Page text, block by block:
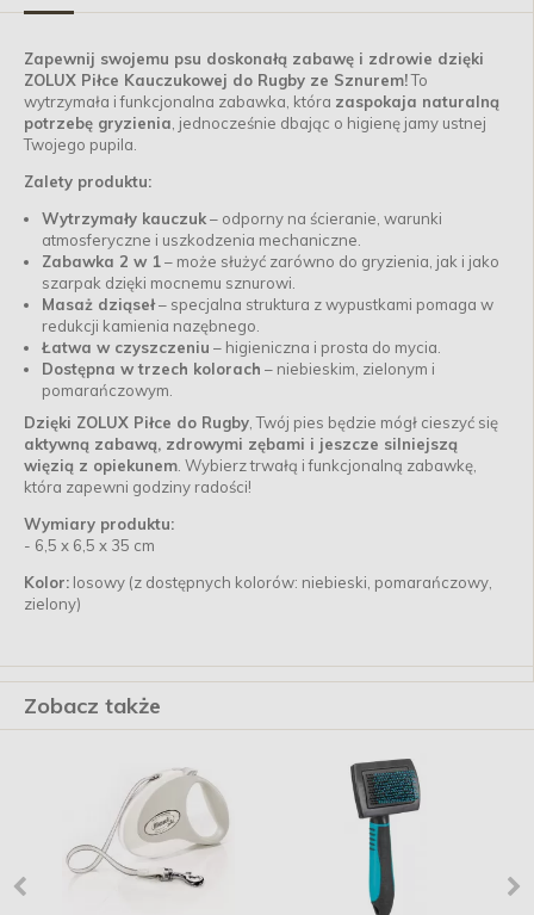
Zapewnij swojemu psu doskonałą zabawę i zdrowie dzięki
ZOLUX Piłce Kauczukowej do Rugby ze Sznurem!To
wytrzymała i funkcjonalna zabawka, która zaspokaja naturalną
potrzebę gryzienia , jednocześnie dbając o higienę jamy ustnej
Twojego pupila.
Zalety produktu:
Wytrzymały kauczuk– odporny na ścieranie, warunki
atmosferyczne i uszkodzenia mechaniczne.
Zabawka 2 w 1– może służyć zarówno do gryzienia, jak i jako
szarpak dzięki mocnemu sznurowi.
Masaż dziąseł– specjalna struktura z wypustkami pomaga w
redukcji kamienia nazębnego.
Łatwa w czyszczeniu – higieniczna i prosta do mycia.
Dostępna w trzech kolorach – niebieskim, zielonym i
pomarańczowym.
Dzięki ZOLUX Piłce do Rugby , Twój pies będzie mógł cieszyć się
aktywną zabawą, zdrowymi zębami i jeszcze silniejszą
więzią z opiekunem . Wybierz trwałą i funkcjonalną zabawkę,
która zapewni godziny radości!
Wymiary produktu:
- 6,5 x 6,5 x 35 cm
Kolor: losowy (z dostępnych kolorów: niebieski, pomarańczowy,
zielony)
Zobacz także